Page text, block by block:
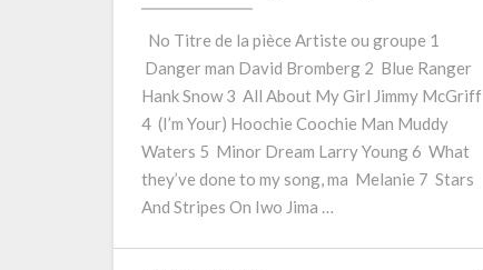
groovy
No Titre de la pièce Artiste ou groupe 1
Danger man David Bromberg 2 Blue Ranger
Hank Snow 3 All About My Girl Jimmy McGriff
4 (I’m Your) Hoochie Coochie Man Muddy
Waters 5 Minor Dream Larry Young 6 What
they’ve done to my song, ma Melanie 7 Stars
And Stripes On Iwo Jima …